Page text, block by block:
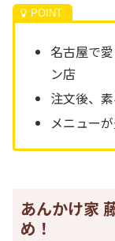
名古屋で
ン店
注文後、
メニュー
あんかけ家
め！